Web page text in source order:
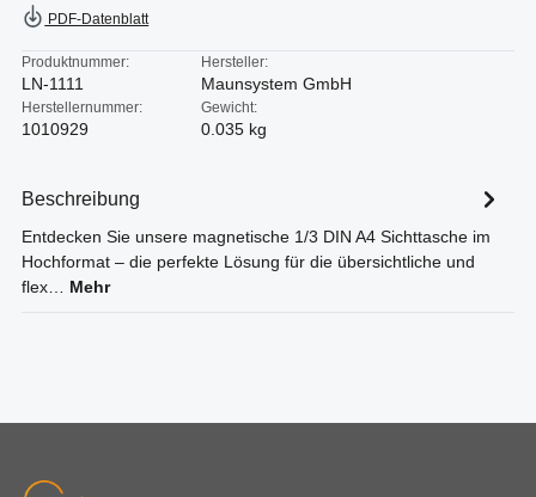
PDF-Datenblatt
Produktnummer:
LN-1111
Hersteller:
Maunsystem GmbH
Herstellernummer:
1010929
Gewicht:
0.035 kg
Beschreibung
Entdecken Sie unsere magnetische 1/3 DIN A4 Sichttasche im
Hochformat – die perfekte Lösung für die übersichtliche und
flex… Mehr